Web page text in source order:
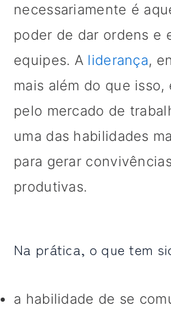
necessariamente é
poder de dar ordens e
equipes. A liderança,
mais além do que isso,
pelo mercado de
uma das habilidades
para gerar
produtivas.
Na prática, o que tem
a habilidade de se